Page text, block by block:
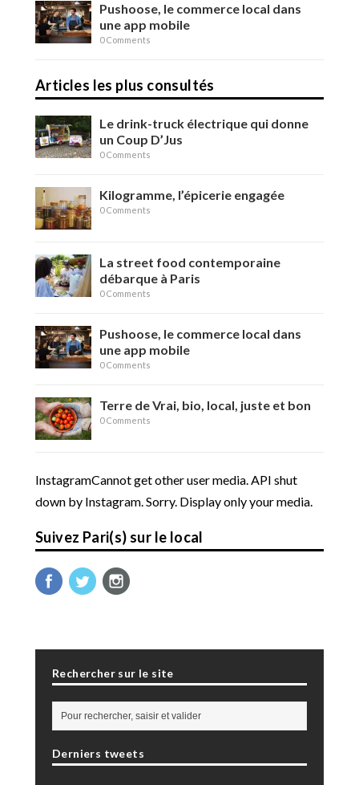
Pushoose, le commerce local dans
une app mobile
0 Comments
Articles les plus consultés
Le drink-truck électrique qui donne
un Coup D’Jus
0 Comments
Kilogramme, l’épicerie engagée
0 Comments
La street food contemporaine
débarque à Paris
0 Comments
Pushoose, le commerce local dans
une app mobile
0 Comments
Terre de Vrai, bio, local, juste et bon
0 Comments
InstagramCannot get other user media. API shut
down by Instagram. Sorry. Display only your media.
Suivez Pari(s) sur le local
Rechercher sur le site
Derniers tweets